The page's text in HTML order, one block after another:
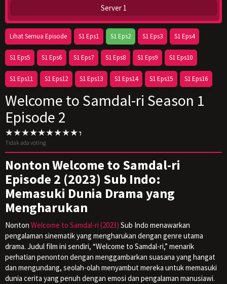
Server 1
Lihat Semua Episode S1 Eps1 S1 Eps2 S1 Eps3 S1 Eps4
S1 Eps5 S1 Eps6 S1 Eps7 S1 Eps8 S1 Eps9 S1 Eps10
S1 Eps11 S1 Eps12 S1 Eps13 S1 Eps14 S1 Eps15 S1 Eps16
Welcome to Samdal-ri Season 1
Episode 2
Tidak ada voting
Nonton Welcome to Samdal-ri
Episode 2 (2023) Sub Indo:
Memasuki Dunia Drama yang
Mengharukan
Nonton Welcome to Samdal-ri (2023) Sub Indo menawarkan
pengalaman sinematik yang mengharukan dengan genre utama
drama. Judul film ini sendiri, “Welcome to Samdal-ri,” menarik
perhatian penonton dengan menggambarkan suasana yang hangat
dan mengundang, seolah-olah menyambut mereka untuk memasuki
dunia cerita yang penuh dengan emosi dan pengalaman manusiawi.